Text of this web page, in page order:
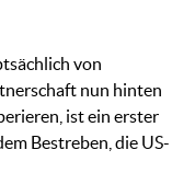
von
nun hinten
ist ein erster
Bestreben, die US-